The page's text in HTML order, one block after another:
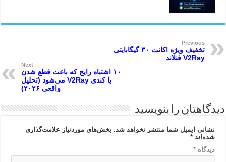
Previous
تخفیف ویژه اکانت ۳۰ گیگابایتی
V2Ray فنلاند
Next
۱۰ اشتباه رایج که باعث قطع شدن
یا کندی V2Ray می‌شود (تحلیل
واقعی ۲۰۲۶)
دیدگاهتان را بنویسید
نشانی ایمیل شما منتشر نخواهد شد. بخش‌های موردنیاز علامت‌گذاری
شده‌اند*
دیدگاه*